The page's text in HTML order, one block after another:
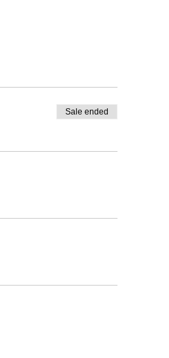
Sale ended